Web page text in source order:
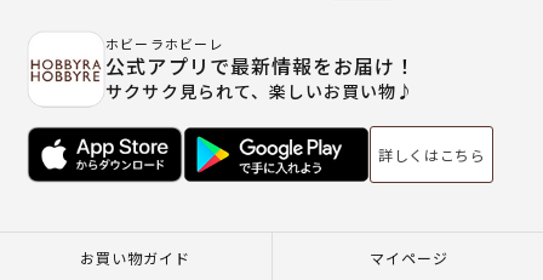
ホビーラホビーレ
公式アプリで最新情報をお届け！
サクサク見られて、楽しいお買い物♪
詳しくはこちら
お買い物ガイド マイページ